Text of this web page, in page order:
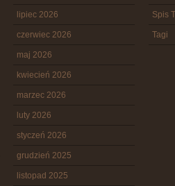
lipiec 2026
czerwiec 2026
maj 2026
kwiecień 2026
marzec 2026
luty 2026
styczeń 2026
grudzień 2025
listopad 2025
Spis
Tagi